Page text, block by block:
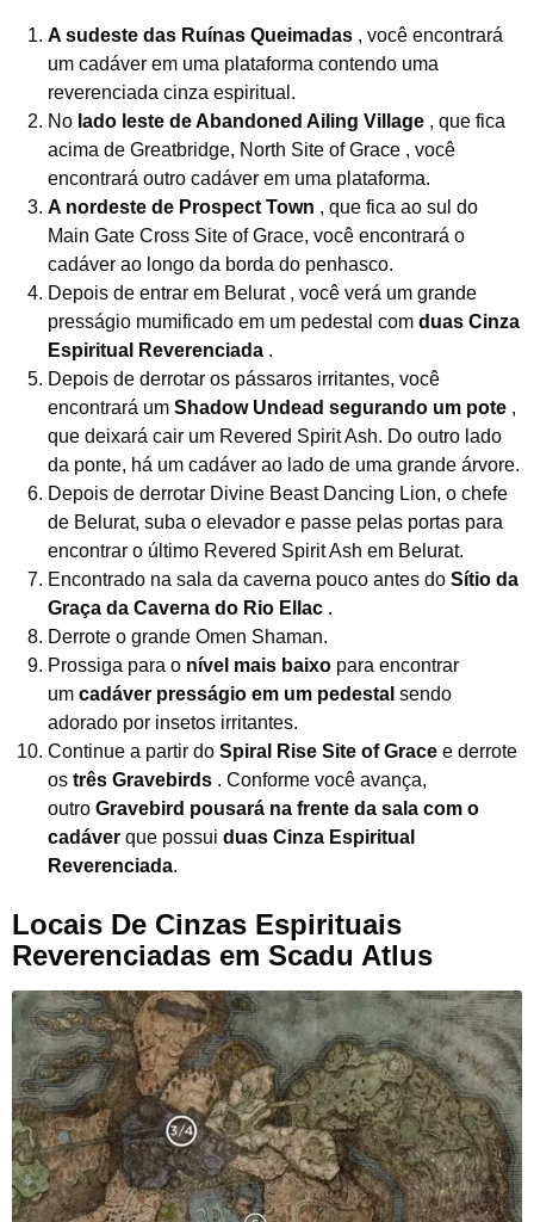
A sudeste das Ruínas Queimadas , você encontrará
um cadáver em uma plataforma contendo uma
reverenciada cinza espiritual.
No lado leste de Abandoned Ailing Village , que fica
acima de Greatbridge, North Site of Grace , você
encontrará outro cadáver em uma plataforma.
A nordeste de Prospect Town , que fica ao sul do
Main Gate Cross Site of Grace, você encontrará o
cadáver ao longo da borda do penhasco.
Depois de entrar em Belurat , você verá um grande
presságio mumificado em um pedestal com duas Cinza
Espiritual Reverenciada .
Depois de derrotar os pássaros irritantes, você
encontrará um Shadow Undead segurando um pote ,
que deixará cair um Revered Spirit Ash. Do outro lado
da ponte, há um cadáver ao lado de uma grande árvore.
Depois de derrotar Divine Beast Dancing Lion, o chefe
de Belurat, suba o elevador e passe pelas portas para
encontrar o último Revered Spirit Ash em Belurat.
Encontrado na sala da caverna pouco antes do Sítio da
Graça da Caverna do Rio Ellac .
Derrote o grande Omen Shaman.
Prossiga para o nível mais baixo para encontrar
um cadáver presságio em um pedestal sendo
adorado por insetos irritantes.
Continue a partir do Spiral Rise Site of Grace e derrote
os três Gravebirds . Conforme você avança,
outro Gravebird pousará na frente da sala com o
cadáver que possui duas Cinza Espiritual
Reverenciada.
Locais De Cinzas Espirituais
Reverenciadas em Scadu Atlus